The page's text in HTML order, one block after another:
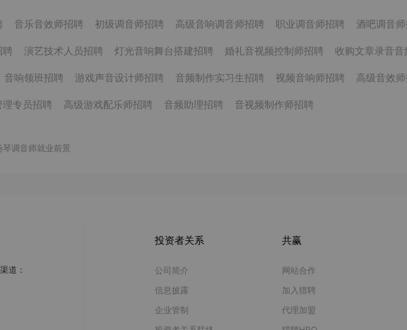
音乐音效师招聘 初级调音师招聘 高级音响调音师招聘 职业调音师招聘 酒吧调音
聘 演艺技术人员招聘 灯光音响舞台搭建招聘 婚礼音视频控制师招聘 收购文章录音音
音响领班招聘 游戏声音设计师招聘 音频制作实习生招聘 视频音响师招聘 高级音效
专员招聘 高级游戏配乐师招聘 音频助理招聘 音视频制作师招聘
琴调音师就业前景